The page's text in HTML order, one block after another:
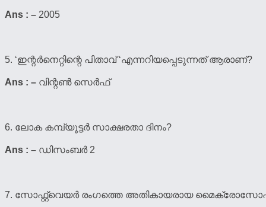
Ans : – 2005
5. ‘ഇന്റർനെറ്റിന്റെ പിതാവ് ‘എന്നറിയപ്പെടുന്നത് ആരാണ്?
Ans : – വിന്റൺ സെർഫ്
6. ലോക കമ്പ്യൂട്ടര്‍ സാക്ഷരതാ ദിനം?
Ans : – ഡിസംബര്‍ 2
7. സോഫ്റ്റ്വെയര്‍ രംഗത്തെ അതികായരായ